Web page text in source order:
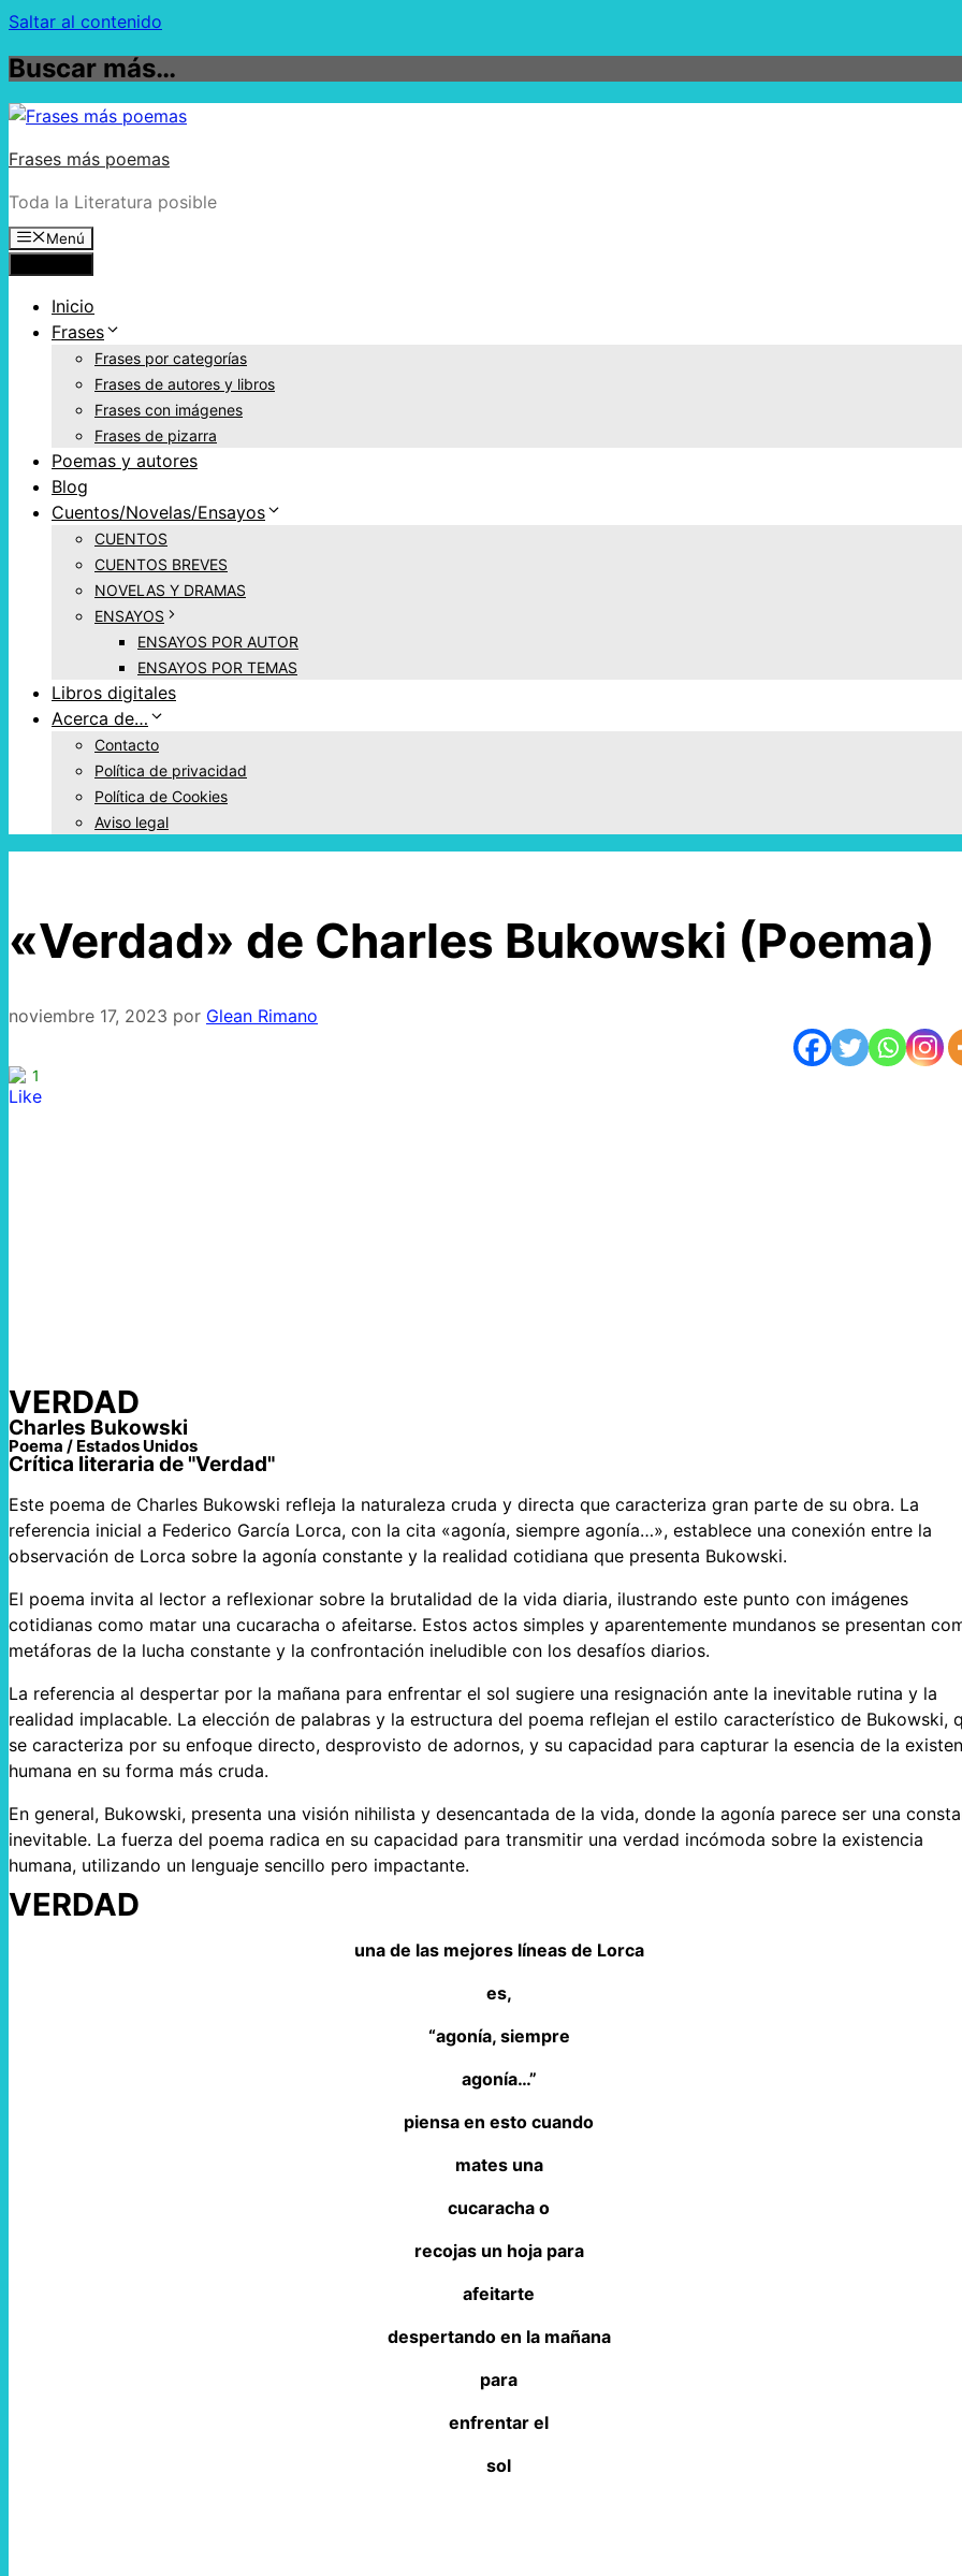
Saltar al contenido
Buscar más…
Frases más poemas
Toda la Literatura posible
Menú
Inicio
Frases
Frases por categorías
Frases de autores y libros
Frases con imágenes
Frases de pizarra
Poemas y autores
Blog
Cuentos/Novelas/Ensayos
CUENTOS
CUENTOS BREVES
NOVELAS Y DRAMAS
ENSAYOS
ENSAYOS POR AUTOR
ENSAYOS POR TEMAS
Libros digitales
Acerca de…
Contacto
Política de privacidad
Política de Cookies
Aviso legal
«Verdad» de Charles Bukowski (Poema)
noviembre 17, 2023 por Glean Rimano
1
VERDAD
Charles Bukowski
Poema / Estados Unidos
Crítica literaria de "Verdad"
Este poema de Charles Bukowski refleja la naturaleza cruda y directa que caracteriza gran parte de su obra. La
referencia inicial a Federico García Lorca, con la cita «agonía, siempre agonía…», establece una conexión entre la
observación de Lorca sobre la agonía constante y la realidad cotidiana que presenta Bukowski.
El poema invita al lector a reflexionar sobre la brutalidad de la vida diaria, ilustrando este punto con imágenes
cotidianas como matar una cucaracha o afeitarse. Estos actos simples y aparentemente mundanos se presentan
metáforas de la lucha constante y la confrontación ineludible con los desafíos diarios.
La referencia al despertar por la mañana para enfrentar el sol sugiere una resignación ante la inevitable rutina y la
realidad implacable. La elección de palabras y la estructura del poema reflejan el estilo característico de Bukowski,
se caracteriza por su enfoque directo, desprovisto de adornos, y su capacidad para capturar la esencia de la
humana en su forma más cruda.
En general, Bukowski, presenta una visión nihilista y desencantada de la vida, donde la agonía parece ser una
inevitable. La fuerza del poema radica en su capacidad para transmitir una verdad incómoda sobre la existencia
humana, utilizando un lenguaje sencillo pero impactante.
VERDAD
una de las mejores líneas de Lorca
es,
“agonía, siempre
agonía…”
piensa en esto cuando
mates una
cucaracha o
recojas un hoja para
afeitarte
despertando en la mañana
para
enfrentar el
sol